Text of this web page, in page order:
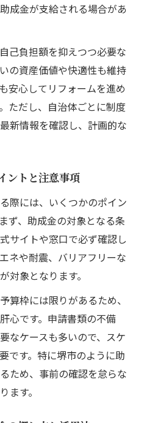
成金が支給される場合があ
己負担額を抑えつつ必要な
の資産価値や快適性も維持
安心してリフォームを進め
ただし、自治体ごとに制度
新情報を確認し、計画的な
ントと注意事項
際には、いくつかのポイン
ず、助成金の対象となる条
サイトや窓口で必ず確認し
ネや耐震、バリアフリーな
対象となります。
算枠には限りがあるため、
心です。申請書類の不備
なケースも多いので、スケ
です。特に堺市のように助
ため、事前の確認を怠らな
ます。